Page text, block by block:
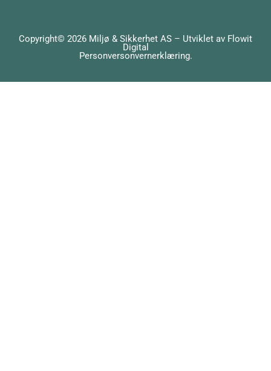
Copyright© 2026 Miljø & Sikkerhet AS – Utviklet av Flowit
Digital
Personversonvernerklæring.